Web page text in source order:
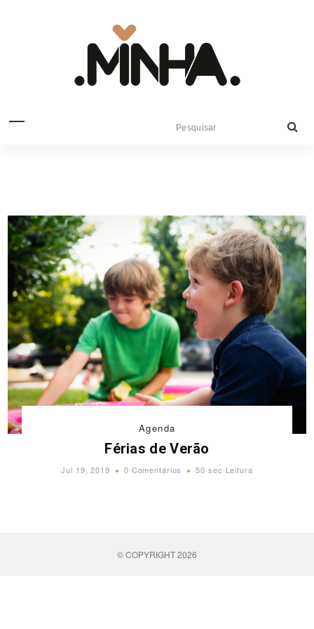
Agenda
Férias de Verão
Jul 19, 2019 0 Comentários 50 sec Leitura
© COPYRIGHT 2026